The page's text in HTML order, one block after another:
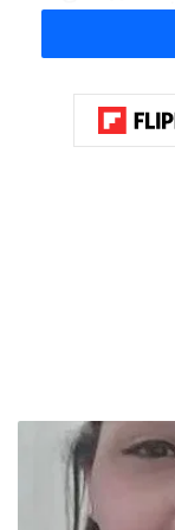
المشروعات
تحسين
فرص
وقد تم اتخاذ
في مصر
من الحصول
لتحسين حياة